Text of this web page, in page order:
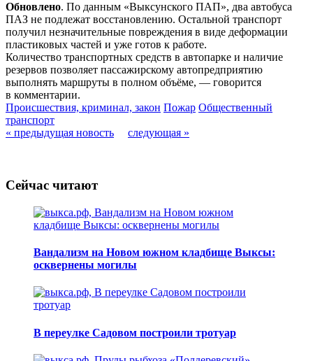
Обновлено. По данным «Выксунского ПАП», два автобуса
ПАЗ не подлежат восстановлению. Остальной транспорт
получил незначительные повреждения в виде деформации
пластиковых частей и уже готов к работе.
Количество транспортных средств в автопарке и наличие
резервов позволяет пассажирскому автопредприятию
выполнять маршруты в полном объёме, — говорится
в комментарии.
Происшествия, криминал, закон Пожар Общественный
транспорт
« предыдущая новость
следующая »
Сейчас читают
Вандализм на Новом южном кладбище Выксы:
осквернены могилы
В переулке Садовом построили тротуар